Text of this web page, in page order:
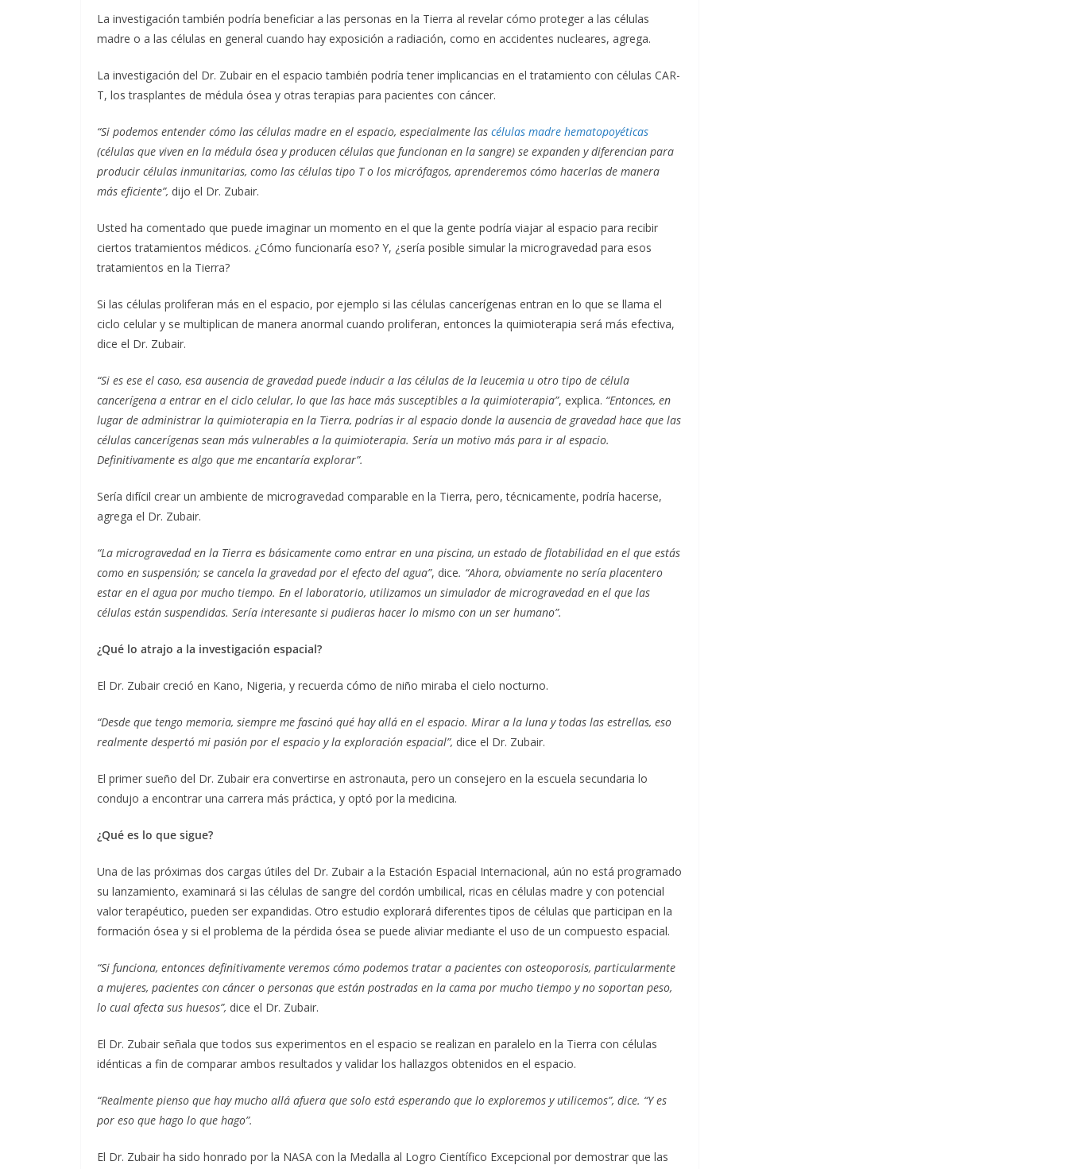
La investigación también podría beneficiar a las personas en la Tierra al revelar cómo proteger a las células
madre o a las células en general cuando hay exposición a radiación, como en accidentes nucleares, agrega.
La investigación del Dr. Zubair en el espacio también podría tener implicancias en el tratamiento con células CAR-
T, los trasplantes de médula ósea y otras terapias para pacientes con cáncer.
“Si podemos entender cómo las células madre en el espacio, especialmente las células madre hematopoyéticas
(células que viven en la médula ósea y producen células que funcionan en la sangre) se expanden y diferencian para
producir células inmunitarias, como las células tipo T o los micrófagos, aprenderemos cómo hacerlas de manera
más eficiente”, dijo el Dr. Zubair.
Usted ha comentado que puede imaginar un momento en el que la gente podría viajar al espacio para recibir
ciertos tratamientos médicos. ¿Cómo funcionaría eso? Y, ¿sería posible simular la microgravedad para esos
tratamientos en la Tierra?
Si las células proliferan más en el espacio, por ejemplo si las células cancerígenas entran en lo que se llama el
ciclo celular y se multiplican de manera anormal cuando proliferan, entonces la quimioterapia será más efectiva,
dice el Dr. Zubair.
“Si es ese el caso, esa ausencia de gravedad puede inducir a las células de la leucemia u otro tipo de célula
cancerígena a entrar en el ciclo celular, lo que las hace más susceptibles a la quimioterapia”, explica. “Entonces, en
lugar de administrar la quimioterapia en la Tierra, podrías ir al espacio donde la ausencia de gravedad hace que las
células cancerígenas sean más vulnerables a la quimioterapia. Sería un motivo más para ir al espacio.
Definitivamente es algo que me encantaría explorar”.
Sería difícil crear un ambiente de microgravedad comparable en la Tierra, pero, técnicamente, podría hacerse,
agrega el Dr. Zubair.
“La microgravedad en la Tierra es básicamente como entrar en una piscina, un estado de flotabilidad en el que estás
como en suspensión; se cancela la gravedad por el efecto del agua”, dice. “Ahora, obviamente no sería placentero
estar en el agua por mucho tiempo. En el laboratorio, utilizamos un simulador de microgravedad en el que las
células están suspendidas. Sería interesante si pudieras hacer lo mismo con un ser humano”.
¿Qué lo atrajo a la investigación espacial?
El Dr. Zubair creció en Kano, Nigeria, y recuerda cómo de niño miraba el cielo nocturno.
“Desde que tengo memoria, siempre me fascinó qué hay allá en el espacio. Mirar a la luna y todas las estrellas, eso
realmente despertó mi pasión por el espacio y la exploración espacial”, dice el Dr. Zubair.
El primer sueño del Dr. Zubair era convertirse en astronauta, pero un consejero en la escuela secundaria lo
condujo a encontrar una carrera más práctica, y optó por la medicina.
¿Qué es lo que sigue?
Una de las próximas dos cargas útiles del Dr. Zubair a la Estación Espacial Internacional, aún no está programado
su lanzamiento, examinará si las células de sangre del cordón umbilical, ricas en células madre y con potencial
valor terapéutico, pueden ser expandidas. Otro estudio explorará diferentes tipos de células que participan en la
formación ósea y si el problema de la pérdida ósea se puede aliviar mediante el uso de un compuesto espacial.
“Si funciona, entonces definitivamente veremos cómo podemos tratar a pacientes con osteoporosis, particularmente
a mujeres, pacientes con cáncer o personas que están postradas en la cama por mucho tiempo y no soportan peso,
lo cual afecta sus huesos”, dice el Dr. Zubair.
El Dr. Zubair señala que todos sus experimentos en el espacio se realizan en paralelo en la Tierra con células
idénticas a fin de comparar ambos resultados y validar los hallazgos obtenidos en el espacio.
“Realmente pienso que hay mucho allá afuera que solo está esperando que lo exploremos y utilicemos”, dice. “Y es
por eso que hago lo que hago”.
El Dr. Zubair ha sido honrado por la NASA con la Medalla al Logro Científico Excepcional por demostrar que las